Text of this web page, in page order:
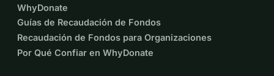
WhyDonate
Guías de Recaudación de Fondos
Recaudación de Fondos para Organizaciones
Por Qué Confiar en WhyDonate